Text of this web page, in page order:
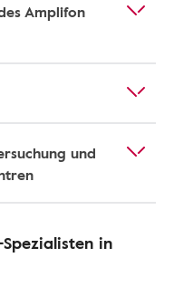
Amplifon
und
in